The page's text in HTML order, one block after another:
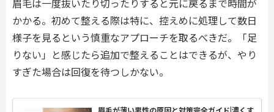
眉毛は一度抜いたり切ったりすると元に戻るまで時間が
かかる。初めて整える際は特に、控えめに処理して数日
様子を見るという慎重なアプローチを取るべきだ。「足
りない」と感じたら追加で整えることはできるが、やり
すぎた場合は回復を待つしかない。
眉毛が薄い男性の原因と対策完全ガイド|濃くす